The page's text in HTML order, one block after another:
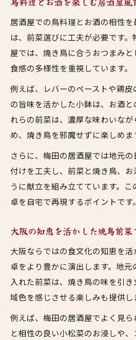
居酒屋での鳥料理とお酒の相性
は、前菜選びに工夫が必要です
屋では、焼き鳥に合うおつまみ
食感の多様性を重視しています。
例えば、レバーのペーストや鶏
の旨味を活かした小鉢は、お酒と
れらの前菜は、濃厚な味わいな
め、焼き鳥を邪魔せずに楽しめま
さらに、梅田の居酒屋では地元
付けを工夫し、前菜と焼き鳥、
うに献立を組み立てています。
卓を自宅で再現するポイントです。
大阪の知恵を活かした焼鳥前菜
大阪ならではの食文化の知恵を
卓をより豊かに演出します。地元
入れた前菜は、焼き鳥の味を引
域色を感じさせる楽しみも提供し
例えば、梅田の居酒屋でよく見
と相性の良い小松菜のお浸しや